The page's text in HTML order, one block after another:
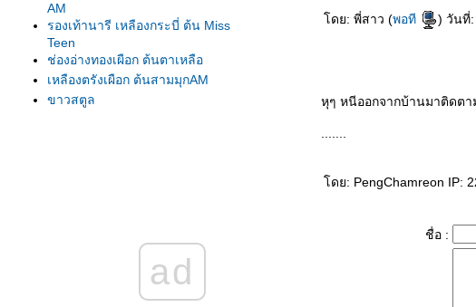
AM
รองเท้านารี เหลืองกระบี่ ต้น Miss
Teen
ช่องอ่างทองเผือก ต้นตาเหลือ
เหลืองตรังเผือก ต้นสามมุกAM
ขาวสตูล
รองเท้านารีเหลืองกระบี่ ต้นกระบี่
รองเท้านารีเหลืองกระบี่ ต้นสนธยา
ad
ดย: พี่สาว (พอที ) วันที่:
หุๆ หนีออกจากบ้านมาติดตา
ดย: PengChamreon IP:
ชื่อ :